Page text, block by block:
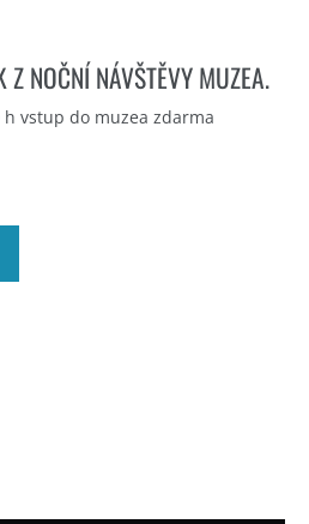
Z NOČNÍ NÁVŠTĚVY MUZEA.
h vstup do muzea zdarma